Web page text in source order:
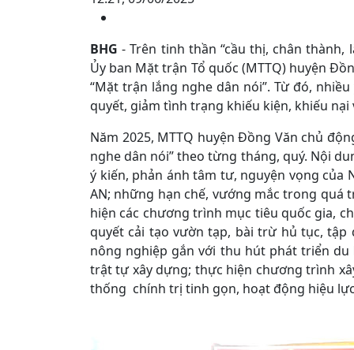
BHG - Trên tinh thần “cầu thị, chân
Ủy ban Mặt trận Tổ quốc (MTTQ) huyện
“Mặt trận lắng nghe dân nói”. Từ đó,
quyết, giảm tình trạng khiếu kiện, khiếu
Năm 2025, MTTQ huyện Đồng Văn chủ
nghe dân nói” theo từng tháng, quý. Nội
ý kiến, phản ánh tâm tư, nguyện vọng của
AN; những hạn chế, vướng mắc trong quá
hiện các chương trình mục tiêu quốc gia,
quyết cải tạo vườn tạp, bài trừ hủ tục, tập
nông nghiệp gắn với thu hút phát triển du
trật tự xây dựng; thực hiện chương trình
thống chính trị tinh gọn, hoạt động hiệu